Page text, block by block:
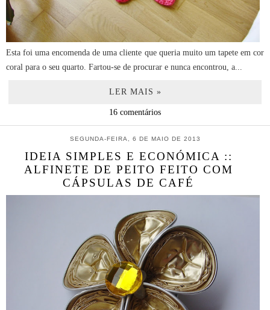
Esta foi uma encomenda de uma cliente que queria muito um tapete em cor
coral para o seu quarto. Fartou-se de procurar e nunca encontrou, a...
LER MAIS »
16 comentários
SEGUNDA-FEIRA, 6 DE MAIO DE 2013
IDEIA SIMPLES E ECONÓMICA ::
ALFINETE DE PEITO FEITO COM
CÁPSULAS DE CAFÉ